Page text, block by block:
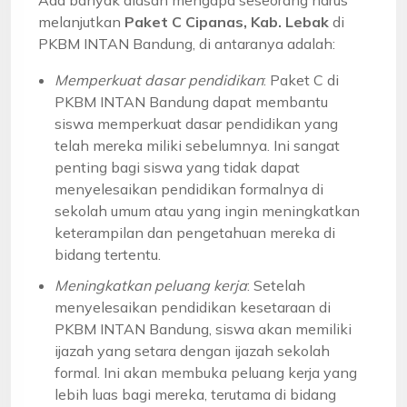
melanjutkan Paket C Cipanas, Kab. Lebak di
PKBM INTAN Bandung, di antaranya adalah:
Memperkuat dasar pendidikan: Paket C di
PKBM INTAN Bandung dapat membantu
siswa memperkuat dasar pendidikan yang
telah mereka miliki sebelumnya. Ini sangat
penting bagi siswa yang tidak dapat
menyelesaikan pendidikan formalnya di
sekolah umum atau yang ingin meningkatkan
keterampilan dan pengetahuan mereka di
bidang tertentu.
Meningkatkan peluang kerja: Setelah
menyelesaikan pendidikan kesetaraan di
PKBM INTAN Bandung, siswa akan memiliki
ijazah yang setara dengan ijazah sekolah
formal. Ini akan membuka peluang kerja yang
lebih luas bagi mereka, terutama di bidang